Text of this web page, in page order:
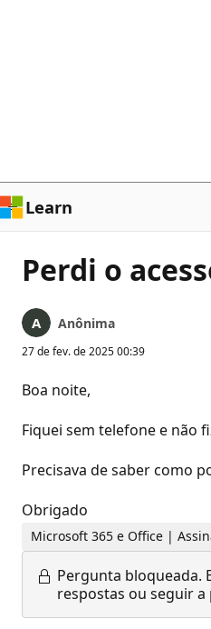
Learn
Perdi o
Anônima
27 de fev. de 2025 00:39
Boa noite,
Fiquei sem telefone e não
Precisava de saber como
Obrigado
Microsoft 365 e Office |
Pergunta bloqueada.
respostas ou seguir